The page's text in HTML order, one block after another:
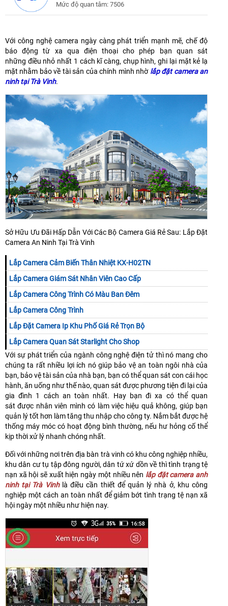
Mức độ quan tâm: 7506
Với công nghệ camera ngày càng phát triển mạnh mẽ, chế độ
báo động từ xa qua điện thoại cho phép bạn quan sát
những điều nhỏ nhất 1 cách kĩ càng, chụp hình, ghi lại mặt kẻ lạ
mặt nhằm bảo về tài sản của chính mình nhờ lắp đặt camera an
ninh tại Trà Vinh.
Sở Hữu Ưu Đãi Hấp Dẫn Với Các Bộ Camera Giá Rẻ Sau: Lắp Đặt
Camera An Ninh Tại Trà Vinh
Lắp Camera Cảm Biến Thân Nhiệt KX-H02TN
Lắp Camera Giám Sát Nhân Viên Cao Cấp
Lắp Camera Công Trình Có Màu Ban Đêm
Lắp Camera Công Trình
Lắp Đặt Camera Ip Khu Phố Giá Rẻ Trọn Bộ
Lắp Camera Quan Sát Starlight Cho Shop
Với sự phát triển của ngành công nghệ điện tử thì nó mang cho
chúng ta rất nhiều lợi ích nó giúp bảo vệ an toàn ngôi nhà của
bạn, bảo vệ tài sản của nhà bạn, bạn có thể quan sát con cái học
hành, ăn uống như thế nào, quan sát được phương tiện đi lại của
gia đình 1 cách an toàn nhất. Hay bạn đi xa có thể quan
sát được nhân viên mình có làm việc hiệu quả không, giúp bạn
quản lý tốt hơn làm tăng thu nhập cho công ty. Nắm bắt được hệ
thống máy móc có hoạt động bình thường, nếu hư hỏng cố thể
kịp thời xử lý nhanh chóng nhất.
Đối với những nơi trên địa bàn trà vinh có khu công nghiệp nhiều,
khu dân cư tụ tập đông người, dân tứ xứ dồn về thì tình trạng tệ
nạn xã hội sẽ xuất hiện ngày một nhiều nên lắp đặt camera anh
ninh tại Trà Vinhlà điều cần thiết để quản lý nhà ở, khu công
nghiệp một cách an toàn nhất để giảm bớt tình trạng tệ nạn xã
hội ngày một nhiều như hiện nay.